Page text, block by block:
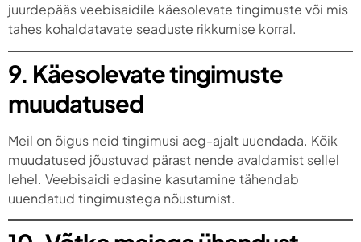
juurdepääs veebisaidile käesolevate tingimuste või mis
tahes kohaldatavate seaduste rikkumise korral.
9. Käesolevate tingimuste
muudatused
Meil on õigus neid tingimusi aeg-ajalt uuendada. Kõik
muudatused jõustuvad pärast nende avaldamist sellel
lehel. Veebisaidi edasine kasutamine tähendab
uuendatud tingimustega nõustumist.